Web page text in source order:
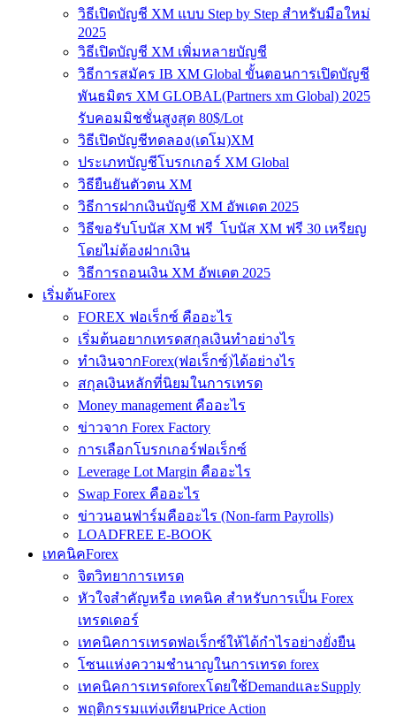
วิธีเปิดบัญชี XM แบบ Step by Step สำหรับมือใหม่
2025
วิธีเปิดบัญชี XM เพิ่มหลายบัญชี
วิธีการสมัคร IB XM Global ขั้นตอนการเปิดบัญชี
พันธมิตร XM GLOBAL(Partners xm Global) 2025
รับคอมมิชชั่นสูงสุด 80$/Lot
วิธีเปิดบัญชีทดลอง(เดโม)XM
ประเภทบัญชีโบรกเกอร์ XM Global
วิธียืนยันตัวตน XM
วิธีการฝากเงินบัญชี XM อัพเดต 2025
วิธีขอรับโบนัส XM ฟรี โบนัส XM ฟรี 30 เหรียญ
โดยไม่ต้องฝากเงิน
วิธีการถอนเงิน XM อัพเดต 2025
เริ่มต้นForex
FOREX ฟอเร็กซ์ คืออะไร
เริ่มต้นอยากเทรดสกุลเงินทำอย่างไร
ทำเงินจากForex(ฟอเร็กซ์)ได้อย่างไร
สกุลเงินหลักที่นิยมในการเทรด
Money management คืออะไร
ข่าวจาก Forex Factory
การเลือกโบรกเกอร์ฟอเร็กซ์
Leverage Lot Margin คืออะไร
Swap Forex คืออะไร
ข่าวนอนฟาร์มคืออะไร (Non-farm Payrolls)
LOADFREE E-BOOK
เทคนิคForex
จิตวิทยาการเทรด
หัวใจสำคัญหรือ เทคนิค สำหรับการเป็น Forex
เทรดเดอร์
เทคนิคการเทรดฟอเร็กซ์ให้ได้กำไรอย่างยั่งยืน
โซนแห่งความชำนาญในการเทรด forex
เทคนิคการเทรดforexโดยใช้DemandและSupply
พฤติกรรมแท่งเทียนPrice Action